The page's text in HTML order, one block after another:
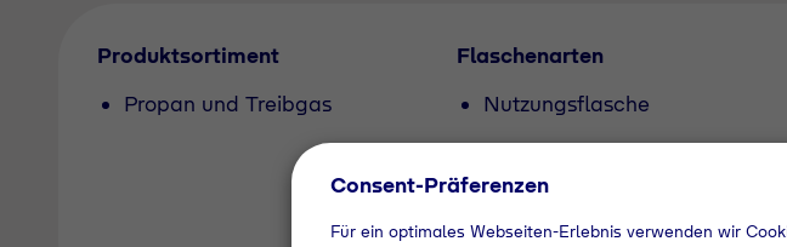
Produktsortiment
Propan und Treibgas
Flaschenarten
Nutzungsflasche
Consent-Präferenzen
Für ein optimales Webseiten-Erlebnis verwenden wir